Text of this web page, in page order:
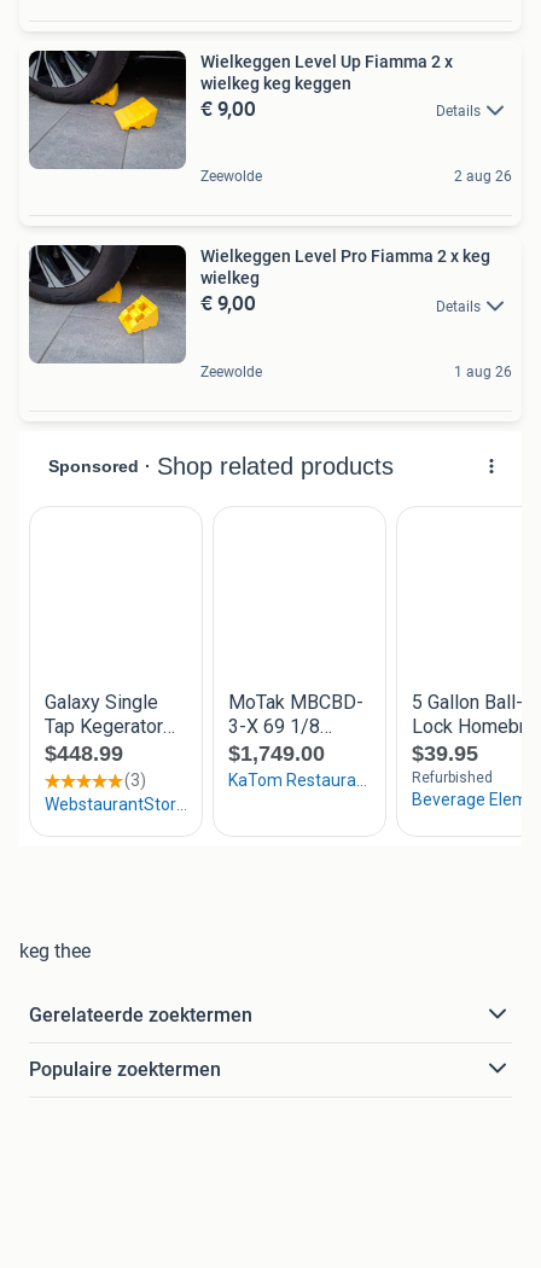
Wielkeggen Level Up Fiamma 2 x
wielkeg keg keggen
€ 9,00 Details
Zeewolde 2 aug 26
Wielkeggen Level Pro Fiamma 2 x keg
wielkeg
€ 9,00 Details
Zeewolde 1 aug 26
keg thee
Gerelateerde zoektermen
Populaire zoektermen